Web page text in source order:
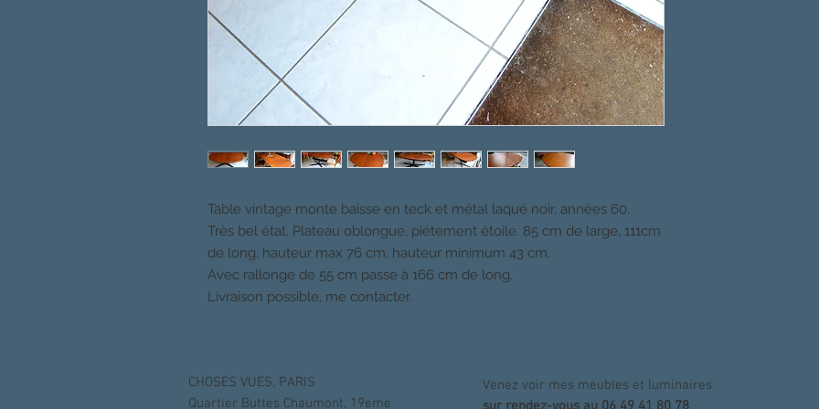
Table vintage monte baisse en teck et métal laqué noir, années 60.
Très bel état. Plateau oblongue, piétement étoile. 85 cm de large, 111cm
de long, hauteur max 76 cm, hauteur minimum 43 cm.
Avec rallonge de 55 cm passe à 166 cm de long.
Livraison possible, me contacter.
CHOSES VUES, PARIS
Quartier Buttes Chaumont, 19eme
Venez voir mes meubles et luminaires